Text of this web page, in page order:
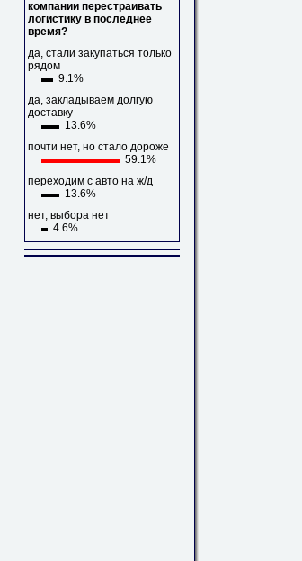
компании перестраивать
логистику в последнее
время?
да, стали закупаться только
рядом
9.1%
да, закладываем долгую
доставку
13.6%
почти нет, но стало дороже
59.1%
переходим с авто на ж/д
13.6%
нет, выбора нет
4.6%